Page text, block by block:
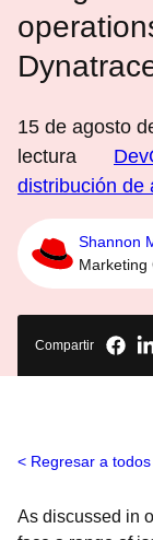
15 de agosto
lectura
distribución de
Shannon
Marketing
Compartir
Regresar a
As discussed in